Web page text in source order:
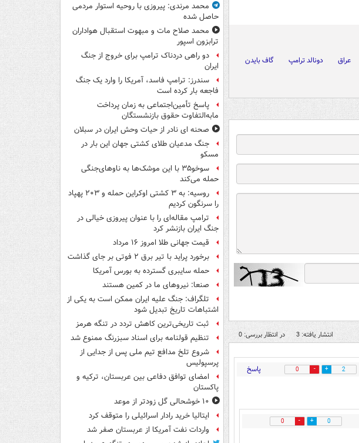
عراق دونالد ترامپ
گاف بایدن
انتشار یافته: 3 در انتظار بررسی: 0
2
0 پاسخ
0
0
محمد مرندی: پیروزی با روحیه استوار مردمی
حاصل شده
محمد صلاح مات و مبهوت استقبال هواداران
ترابزون اسپور
دو راهی دردناک ترامپ برای خروج از جنگ
ایران
سندرز: ترامپ فاسد، آمریکا را وارد یک جنگ
فاجعه بار کرده است
پاسخ تأمین‌اجتماعی به زمان پرداخت
مابه‌التفاوت حقوق بازنشستگان
صحنه ای نادر از حیات وحش ایران در سبلان
جنگ مدعیان طلای کشتی جهان این بار در
مسکو
سوخو۳۵ با این موشک‌ها به ناوهای‌جنگی
حمله می‌کند
روسیه: به ۳ کشتی اوکراین حمله و ۲۰۳ پهپاد
را سرنگون کردیم
ترامپ مقاله‌ای را با عنوان پیروزی خیالی در
جنگ ایران بازنشر کرد
قیمت جهانی طلا امروز ۱۶ مرداد
برخورد پراید با تیر برق ۲ فوتی بر جای گذاشت
حمله سایبری گسترده به بورس آمریکا
صنعا: نیروهای ما در کمین‌ هستند
تلگراف: جنگ علیه ایران ممکن است به یکی از
اشتباهات تاریخ تبدیل شود
ثبت تاریخی‌ترین کاهش تردد در تنگه هرمز
تنظیم قولنامه برای اسناد سبزرنگ ممنوع شد
شروع تلخ مدافع تیم ملی پس از جدایی از
پرسپولیس
امضای توافق دفاعی بین عربستان، ترکیه و
پاکستان
۱۰ خوشحالی گل زودتر از موعد
ایتالیا خرید رادار اسرائیلی را متوقف کرد
واردات نفت آمریکا از عربستان صفر شد